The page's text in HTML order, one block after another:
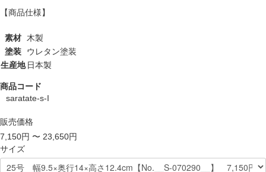
【商品仕様】
素材
木製
塗装
ウレタン塗装
生産地 日本製
商品コード
saratate-s-I
販売価格
7,150円 〜 23,650円
サイズ